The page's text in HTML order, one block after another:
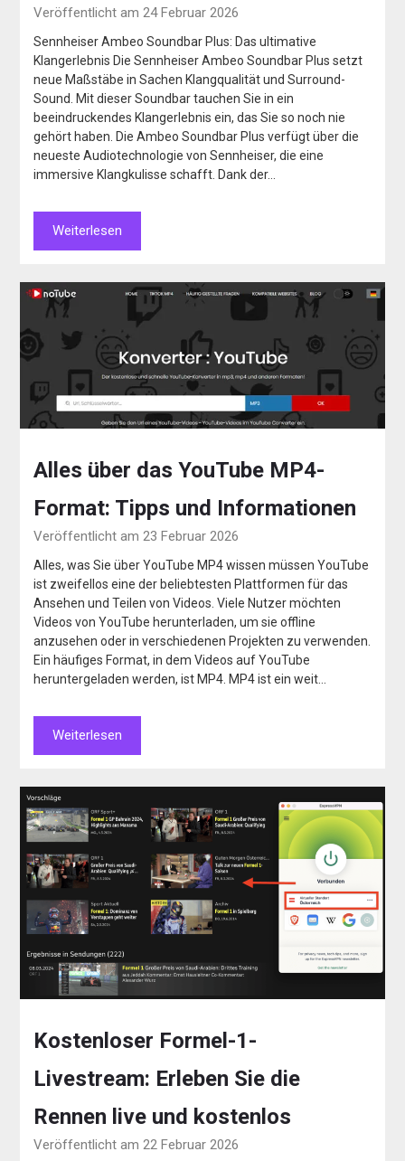
Veröffentlicht am 24 Februar 2026
Sennheiser Ambeo Soundbar Plus: Das ultimative
Klangerlebnis Die Sennheiser Ambeo Soundbar Plus setzt
neue Maßstäbe in Sachen Klangqualität und Surround-
Sound. Mit dieser Soundbar tauchen Sie in ein
beeindruckendes Klangerlebnis ein, das Sie so noch nie
gehört haben. Die Ambeo Soundbar Plus verfügt über die
neueste Audiotechnologie von Sennheiser, die eine
immersive Klangkulisse schafft. Dank der…
Weiterlesen
Alles über das YouTube MP4-
Format: Tipps und Informationen
Veröffentlicht am 23 Februar 2026
Alles, was Sie über YouTube MP4 wissen müssen YouTube
ist zweifellos eine der beliebtesten Plattformen für das
Ansehen und Teilen von Videos. Viele Nutzer möchten
Videos von YouTube herunterladen, um sie offline
anzusehen oder in verschiedenen Projekten zu verwenden.
Ein häufiges Format, in dem Videos auf YouTube
heruntergeladen werden, ist MP4. MP4 ist ein weit…
Weiterlesen
Kostenloser Formel-1-
Livestream: Erleben Sie die
Rennen live und kostenlos
Veröffentlicht am 22 Februar 2026